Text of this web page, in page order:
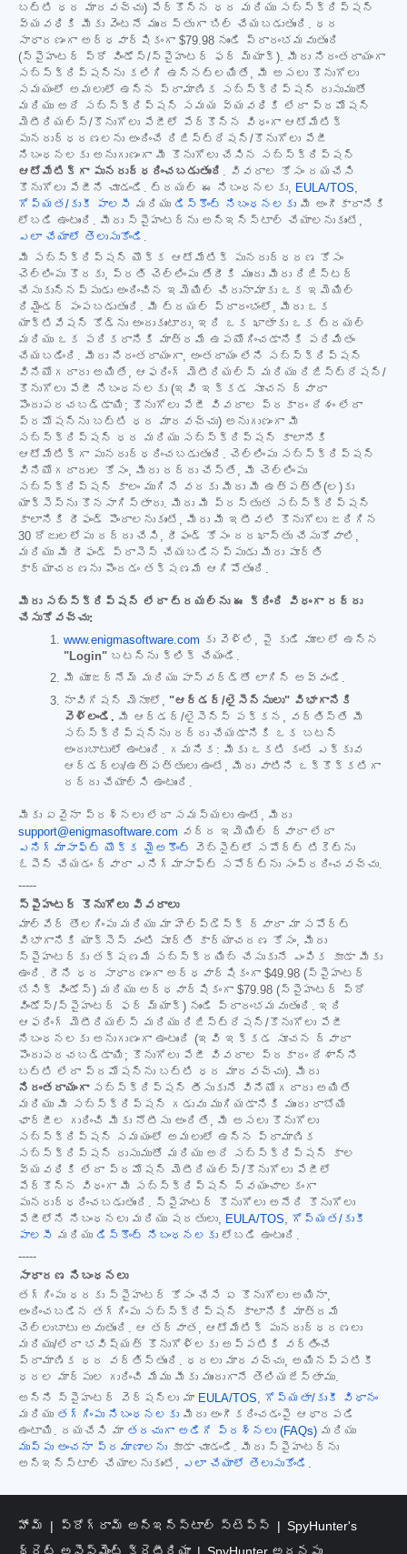
బట్టి ధర మారవచ్చు) పేర్కొన్న ధర మరియు సబ్‌స్క్రిప్షన్
వ్యవధికి మీకు వెంటనే ముందస్తుగా బిల్ చేయబడుతుంది. ధర
సాధారణంగా అర్ధవార్షికంగా $79.98 నుండి ప్రారంభమవుతుంది
(స్పైహంటర్ ప్రో విండోస్/స్పైహంటర్ ఫర్ మ్యాక్). మీరు నిరంతరాయంగా
సబ్‌స్క్రిప్షన్‌ను కలిగి ఉన్నట్లయితే, మీ అసలు కొనుగోలు
సమయంలో అమలులో ఉన్న ప్రామాణిక సబ్‌స్క్రిప్షన్ రుసుముతో
మరియు అదే సబ్‌స్క్రిప్షన్ సమయ వ్యవధికి లేదా ప్రమోషన్
మెటీరియల్స్/కొనుగోలు పేజీలో పేర్కొన్న విధంగా ఆటోమేటిక్
పునరుద్ధరణలను అందించే రిజిస్ట్రేషన్/కొనుగోలు పేజీ
నిబంధనలకు అనుగుణంగా మీ కొనుగోలు చేసిన సబ్‌స్క్రిప్షన్
ఆటోమేటిక్‌గా పునరుద్ధరించబడుతుంది . వివరాల కోసం దయచేసి
కొనుగోలు పేజీని చూడండి. ట్రయల్ ఈ నిబంధనలకు, EULA/TOS,
గోప్యత/కుకీ పాలసీ మరియు డిస్కౌంట్ నిబంధనలకు మీ అంగీకారానికి
లోబడి ఉంటుంది. మీరు స్పైహంటర్‌ను అన్‌ఇన్‌స్టాల్ చేయాలనుకుంటే,
ఎలా చేయాలో తెలుసుకోండి .
మీ సబ్‌స్క్రిప్షన్ యొక్క ఆటోమేటిక్ పునరుద్ధరణ కోసం
చెల్లింపు కొరకు, ప్రతి చెల్లింపు తేదీకి ముందు మీరు రిజిస్టర్
చేసుకున్నప్పుడు అందించిన ఇమెయిల్ చిరునామాకు ఒక ఇమెయిల్
రిమైండర్ పంపబడుతుంది. మీ ట్రయల్ ప్రారంభంలో, మీరు ఒక
యాక్టివేషన్ కోడ్‌ను అందుకుంటారు, ఇది ఒక ఖాతాకు ఒక ట్రయల్
మరియు ఒక పరికరానికి మాత్రమే ఉపయోగించడానికి పరిమితం
చేయబడింది. మీరు నిరంతరాయంగా, అంతరాయం లేని సబ్‌స్క్రిప్షన్
వినియోగదారు అయితే, ఆఫరింగ్ మెటీరియల్స్ మరియు రిజిస్ట్రేషన్/
కొనుగోలు పేజీ నిబంధనలకు (ఇవి ఇక్కడ సూచన ద్వారా
పొందుపరచబడ్డాయి; కొనుగోలు పేజీ వివరాల ప్రకారం దేశం లేదా
ప్రమోషన్‌ను బట్టి ధర మారవచ్చు) అనుగుణంగా మీ
సబ్‌స్క్రిప్షన్ ధర మరియు సబ్‌స్క్రిప్షన్ కాలానికి
ఆటోమేటిక్‌గా పునరుద్ధరించబడుతుంది. చెల్లింపు సబ్‌స్క్రిప్షన్
వినియోగదారుల కోసం, మీరు రద్దు చేస్తే, మీ చెల్లింపు
సబ్‌స్క్రిప్షన్ కాలం ముగిసే వరకు మీరు మీ ఉత్పత్తి(ల)కు
యాక్సెస్‌ను కొనసాగిస్తారు. మీరు మీ ప్రస్తుత సబ్‌స్క్రిప్షన్
కాలానికి రీఫండ్ పొందాలనుకుంటే, మీరు మీ ఇటీవలి కొనుగోలు జరిగిన
30 రోజులలోపు రద్దు చేసి, రీఫండ్ కోసం దరఖాస్తు చేసుకోవాలి,
మరియు మీ రీఫండ్ ప్రాసెస్ చేయబడినప్పుడు మీరు పూర్తి
కార్యాచరణను పొందడం తక్షణమే ఆగిపోతుంది.
మీరు సబ్‌స్క్రిప్షన్ లేదా ట్రయల్‌ను ఈ క్రింది విధంగా రద్దు
చేసుకోవచ్చు:
www.enigmasoftware.com కు వెళ్లి, పై కుడి మూలలో ఉన్న
"Login" బటన్‌ను క్లిక్ చేయండి.
మీ యూజర్‌నేమ్ మరియు పాస్‌వర్డ్‌తో లాగిన్ అవ్వండి.
నావిగేషన్ మెనూలో, "ఆర్డర్/లైసెన్సులు" విభాగానికి
వెళ్లండి. మీ ఆర్డర్/లైసెన్స్ పక్కన, వర్తిస్తే మీ
సబ్‌స్క్రిప్షన్‌ను రద్దు చేయడానికి ఒక బటన్
అందుబాటులో ఉంటుంది. గమనిక: మీకు ఒకటి కంటే ఎక్కువ
ఆర్డర్‌లు/ఉత్పత్తులు ఉంటే, మీరు వాటిని ఒక్కొక్కటిగా
రద్దు చేయాల్సి ఉంటుంది.
మీకు ఏవైనా ప్రశ్నలు లేదా సమస్యలు ఉంటే, మీరు
support@enigmasoftware.com వద్ద ఇమెయిల్ ద్వారా లేదా
ఎనిగ్మాసాఫ్ట్ యొక్క మైఅకౌంట్
వెబ్‌సైట్‌లో సపోర్ట్ టికెట్‌ను
ఓపెన్ చేయడం ద్వారా ఎనిగ్మాసాఫ్ట్ సపోర్ట్‌ను సంప్రదించవచ్చు.
-----
స్పైహంటర్ కొనుగోలు వివరాలు
మాల్‌వేర్ తొలగింపు మరియు మా హెల్ప్‌డెస్క్ ద్వారా మా సపోర్ట్
విభాగానికి యాక్సెస్ వంటి పూర్తి కార్యాచరణ కోసం, మీరు
స్పైహంటర్‌కు తక్షణమే సబ్‌స్క్రయిబ్ చేసుకునే ఎంపిక కూడా మీకు
ఉంది. దీని ధర సాధారణంగా అర్ధవార్షికంగా $49.98 (స్పైహంటర్
బేసిక్ విండోస్) మరియు అర్ధవార్షికంగా $79.98 (స్పైహంటర్ ప్రో
విండోస్/స్పైహంటర్ ఫర్ మ్యాక్) నుండి ప్రారంభమవుతుంది. ఇది
ఆఫరింగ్ మెటీరియల్స్ మరియు రిజిస్ట్రేషన్/కొనుగోలు పేజీ
నిబంధనలకు అనుగుణంగా ఉంటుంది (ఇవి ఇక్కడ సూచన ద్వారా
పొందుపరచబడ్డాయి; కొనుగోలు పేజీ వివరాల ప్రకారం దేశాన్ని
బట్టి లేదా ప్రమోషన్‌ను బట్టి ధర మారవచ్చు). మీరు
నిరంతరాయంగాసబ్‌స్క్రిప్షన్ తీసుకునే వినియోగదారు అయితే
మరియు మీ సబ్‌స్క్రిప్షన్ గడువు ముగియడానికి ముందు రాబోయే
ఛార్జీల గురించి మీకు నోటీసు అందితే, మీ అసలు కొనుగోలు
సబ్‌స్క్రిప్షన్ సమయంలో అమలులో ఉన్న ప్రామాణిక
సబ్‌స్క్రిప్షన్ రుసుముతో మరియు అదే సబ్‌స్క్రిప్షన్ కాల
వ్యవధికి లేదా ప్రమోషన్ మెటీరియల్స్/కొనుగోలు పేజీలో
పేర్కొన్న విధంగా మీ సబ్‌స్క్రిప్షన్ స్వయంచాలకంగా
పునరుద్ధరించబడుతుంది. స్పైహంటర్ కొనుగోలు అనేది కొనుగోలు
పేజీలోని నిబంధనలు మరియు షరతులు,
EULA/TOS
గోప్యత/కుకీ
పాలసీ మరియు డిస్కౌంట్ నిబంధనలకు లోబడి ఉంటుంది.
-----
సాధారణ నిబంధనలు
తగ్గింపు ధరకు స్పైహంటర్ కోసం చేసే ఏ కొనుగోలు అయినా,
అందించబడిన తగ్గింపు సబ్‌స్క్రిప్షన్ కాలానికి మాత్రమే
చెల్లుబాటు అవుతుంది. ఆ తర్వాత, ఆటోమేటిక్ పునరుద్ధరణలు
మరియు/లేదా భవిష్యత్ కొనుగోళ్లకు అప్పటికి వర్తించే
ప్రామాణిక ధర వర్తిస్తుంది. ధరలు మారవచ్చు, అయినప్పటికీ
ధరల మార్పుల గురించి మేము మీకు ముందుగానే తెలియజేస్తాము.
అన్ని స్పైహంటర్ వెర్షన్‌లు మా EULA/TOS
గోప్యతా/కుకీ విధానం
మరియు తగ్గింపు నిబంధనలకు మీరు అంగీకరించడంపై ఆధారపడి
ఉంటాయి. దయచేసి మా తరచుగా అడిగే ప్రశ్నలు (FAQs) మరియు
ముప్పు అంచనా ప్రమాణాలను కూడా చూడండి. మీరు స్పైహంటర్‌ను
అన్‌ఇన్‌స్టాల్ చేయాలనుకుంటే,
ఎలా చేయాలో తెలుసుకోండి
హోమ్ ప్రోగ్రామ్ అన్‌ఇన్‌స్టాల్ స్టెప్స్
SpyHunter's
థ్రెట్ అసెస్‌మెంట్ క్రైటీరియా
SpyHunter అదనపు